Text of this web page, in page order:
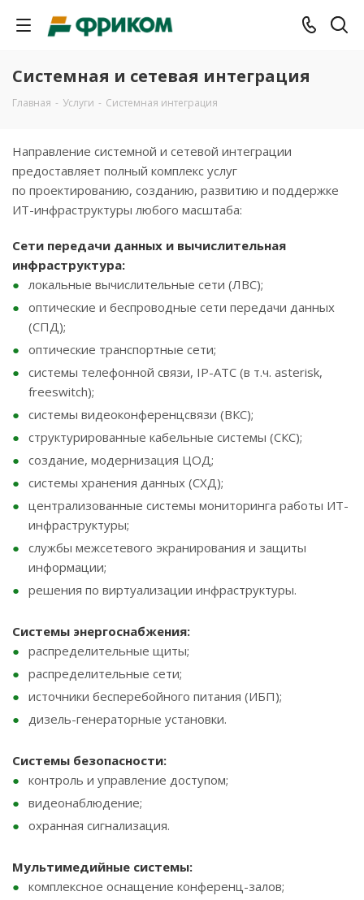
Системная и сетевая интеграция
Главная - Услуги - Системная интеграция
Направление системной и сетевой интеграции
предоставляет полный комплекс услуг
по проектированию, созданию, развитию и поддержке
ИT-инфраструктуры любого масштаба:
Сети передачи данных и вычислительная
инфраструктура:
локальные вычислительные сети (ЛВС);
оптические и беспроводные сети передачи данных
(СПД);
оптические транспортные сети;
системы телефонной связи, IP-АТС (в т.ч. asterisk,
freeswitch);
системы видеоконференцсвязи (ВКС);
структурированные кабельные системы (СКС);
создание, модернизация ЦОД;
системы хранения данных (СХД);
централизованные системы мониторинга работы ИТ-
инфраструктуры;
службы межсетевого экранирования и защиты
информации;
решения по виртуализации инфраструктуры.
Системы энергоснабжения:
распределительные щиты;
распределительные сети;
источники бесперебойного питания (ИБП);
дизель-генераторные установки.
Системы безопасности:
контроль и управление доступом;
видеонаблюдение;
охранная сигнализация.
Мультимедийные системы:
комплексное оснащение конференц-залов;